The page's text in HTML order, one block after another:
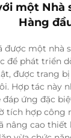
một Nhà
Hàng
được một nhà
để phát triển
được trang
Hợp tác này
đáp ứng đặc
tích hợp công
nâng cao thiết